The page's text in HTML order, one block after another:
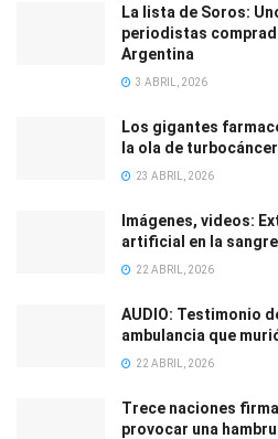
La lista de Soros:
periodistas
Argentina
3 ABRIL, 2026
Los gigantes
la ola de turbocáncer
23 ABRIL, 2026
Imágenes, videos:
artificial en la
22 ABRIL, 2026
AUDIO: Testimonio
ambulancia que
22 ABRIL, 2026
Trece naciones
provocar una